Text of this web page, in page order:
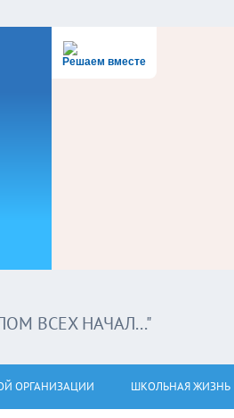
Решаем вместе
ВСЕХ НАЧАЛ..."
ОРГАНИЗАЦИИ ШКОЛЬНАЯ ЖИЗНЬ